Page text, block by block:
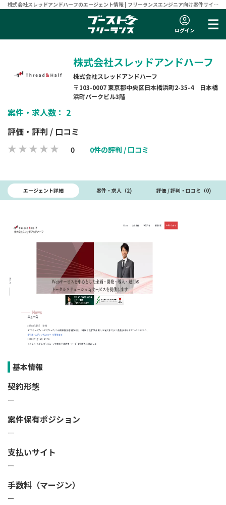
株式会社スレッドアンドハーフのエージェント情報 | フリーランスエンジニア向け案件サイト
ログイン
株式会社スレッドアンドハーフ
株式会社スレッドアンドハーフ
〒103-0007 東京都中央区日本橋浜町2-35-4 日本橋
浜町パークビル3階
案件・求人数： 2
評価・評判 / 口コミ
0 0件の評判 / 口コミ
エージェント詳細 案件・求人（2) 評価 / 評判・口コミ（0)
基本情報
契約形態
ー
案件保有ポジション
ー
支払いサイト
ー
手数料（マージン）
ー